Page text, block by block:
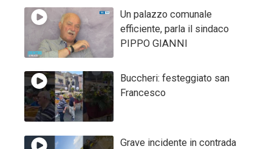
Un palazzo comunale
efficiente, parla il sindaco
PIPPO GIANNI
Buccheri: festeggiato san
Francesco
Grave incidente in contrada